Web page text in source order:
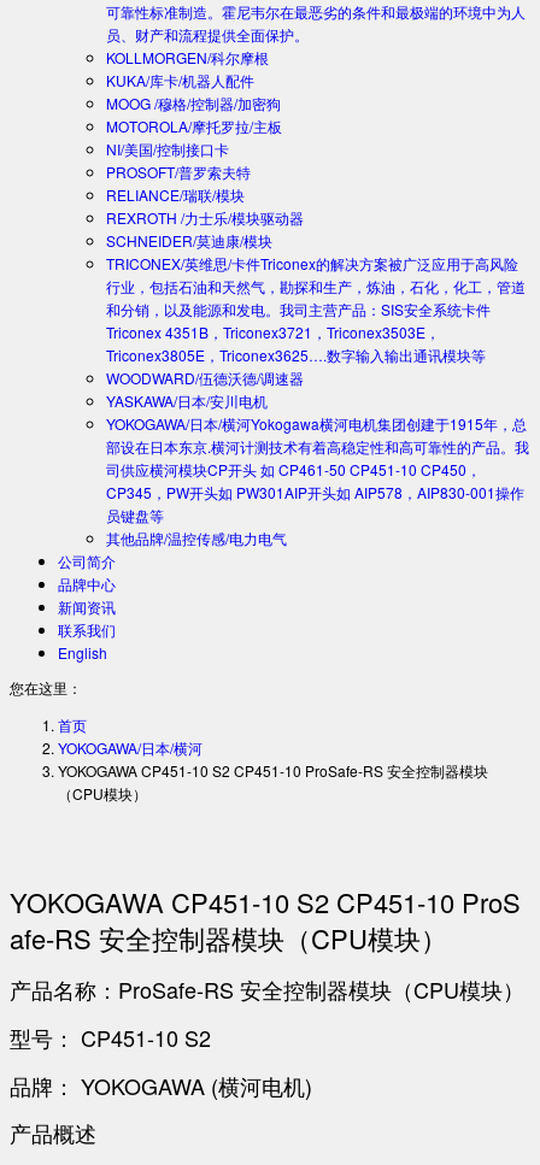
可靠性标准制造。霍尼韦尔在最恶劣的条件和最极端的环境中为人
员、财产和流程提供全面保护。
KOLLMORGEN/科尔摩根
KUKA/库卡/机器人配件
MOOG /穆格/控制器/加密狗
MOTOROLA/摩托罗拉/主板
NI/美国/控制接口卡
PROSOFT/普罗索夫特
RELIANCE/瑞联/模块
REXROTH /力士乐/模块驱动器
SCHNEIDER/莫迪康/模块
TRICONEX/英维思/卡件Triconex的解决方案被广泛应用于高风险
行业，包括石油和天然气，勘探和生产，炼油，石化，化工，管道
和分销，以及能源和发电。我司主营产品：SIS安全系统卡件
Triconex 4351B，Triconex3721，Triconex3503E，
Triconex3805E，Triconex3625….数字输入输出通讯模块等
WOODWARD/伍德沃德/调速器
YASKAWA/日本/安川电机
YOKOGAWA/日本/横河Yokogawa横河电机集团创建于1915年，总
部设在日本东京.横河计测技术有着高稳定性和高可靠性的产品。我
司供应横河模块CP开头 如 CP461-50 CP451-10 CP450，
CP345，PW开头如 PW301AIP开头如 AIP578，AIP830-001操作
员键盘等
其他品牌/温控传感/电力电气
公司简介
品牌中心
新闻资讯
联系我们
English
您在这里：
首页
YOKOGAWA/日本/横河
YOKOGAWA CP451-10 S2 CP451-10 ProSafe-RS 安全控制器模块
（CPU模块）
YOKOGAWA CP451-10 S2 CP451-10 ProS
afe-RS 安全控制器模块（CPU模块）
产品名称：ProSafe-RS 安全控制器模块（CPU模块）
型号： CP451-10 S2
品牌： YOKOGAWA (横河电机)
产品概述